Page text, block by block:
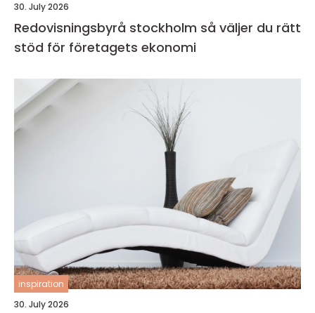
30. July 2026
Redovisningsbyrå stockholm så väljer du rätt
stöd för företagets ekonomi
inspiration
30. July 2026